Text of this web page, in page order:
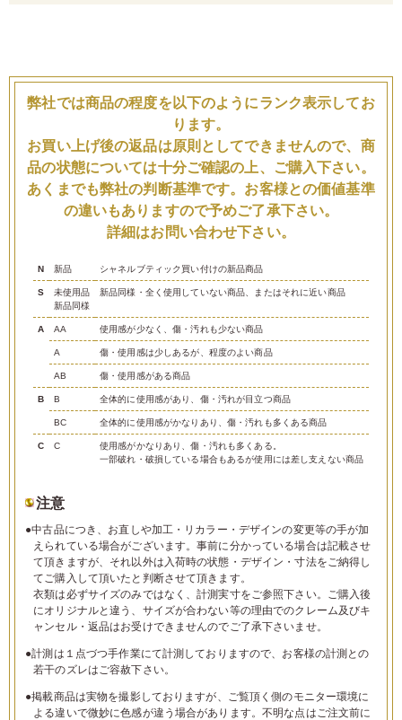
弊社では商品の程度を以下のようにランク表示してお
ります。
お買い上げ後の返品は原則としてできませんので、商
品の状態については十分ご確認の上、ご購入下さい。
あくまでも弊社の判断基準です。お客様との価値基準
の違いもありますので予めご了承下さい。
詳細はお問い合わせ下さい。
N 新品 シャネルブティック買い付けの新品商品
S
未使用品
新品同様
新品同様・全く使用していない商品、またはそれに近い商品
A AA 使用感が少なく、傷・汚れも少ない商品
A 傷・使用感は少しあるが、程度のよい商品
AB 傷・使用感がある商品
B B 全体的に使用感があり、傷・汚れが目立つ商品
BC 全体的に使用感がかなりあり、傷・汚れも多くある商品
C C
使用感がかなりあり、傷・汚れも多くある。
一部破れ・破損している場合もあるが使用には差し支えない商品
注意
●中古品につき、お直しや加工・リカラー・デザインの変更等の手が加
えられている場合がございます。事前に分かっている場合は記載させ
て頂きますが、それ以外は入荷時の状態・デザイン・寸法をご納得し
てご購入して頂いたと判断させて頂きます。
衣類は必ずサイズのみではなく、計測実寸をご参照下さい。ご購入後
にオリジナルと違う、サイズが合わない等の理由でのクレーム及びキ
ャンセル・返品はお受けできませんのでご了承下さいませ。
●計測は１点づつ手作業にて計測しておりますので、お客様の計測との
若干のズレはご容赦下さい。
●掲載商品は実物を撮影しておりますが、ご覧頂く側のモニター環境に
よる違いで微妙に色感が違う場合があります。不明な点はご注文前に